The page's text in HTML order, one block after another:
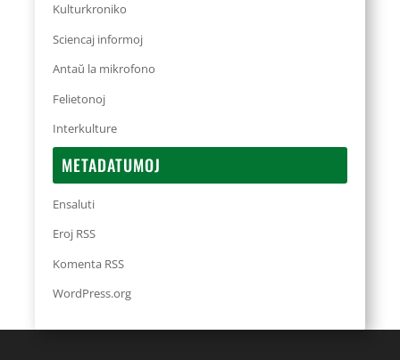
Kulturkroniko
Sciencaj informoj
Antaŭ la mikrofono
Felietonoj
Interkulture
METADATUMOJ
Ensaluti
Eroj RSS
Komenta RSS
WordPress.org